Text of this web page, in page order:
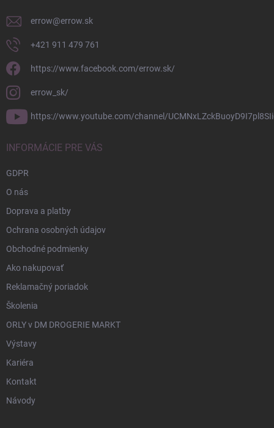
errow@errow.sk
+421 911 479 761
https://www.facebook.com/errow.sk/
errow_sk/
https://www.youtube.com/channel/
INFORMÁCIE PRE VÁS
GDPR
O nás
Doprava a platby
Ochrana osobných údajov
Obchodné podmienky
Ako nakupovať
Reklamačný poriadok
Školenia
ORLY v DM DROGERIE MARKT
Výstavy
Kariéra
Kontakt
Návody